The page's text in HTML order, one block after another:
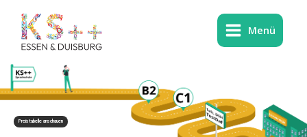
Inhalt
springen
Menü
Preistabelle anschauen